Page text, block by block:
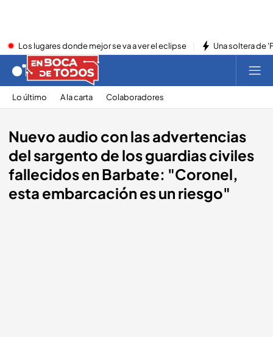
Los lugares donde mejor se va a ver el eclipse Una soltera de
Lo último A la carta Colaboradores
Nuevo audio con las advertencias
del sargento de los guardias civiles
fallecidos en Barbate: "Coronel,
esta embarcación es un riesgo"